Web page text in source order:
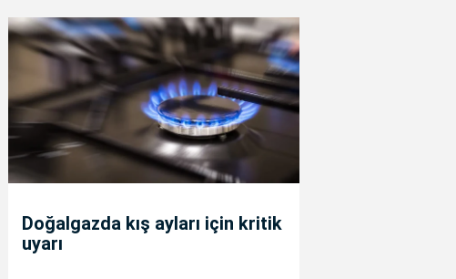
Doğalgazda kış ayları için kritik
uyarı